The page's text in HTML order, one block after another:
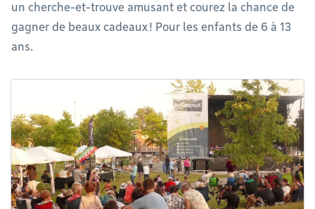
un cherche-et-trouve amusant et courez la chance de
gagner de beaux cadeaux ! Pour les enfants de 6 à 13
ans.